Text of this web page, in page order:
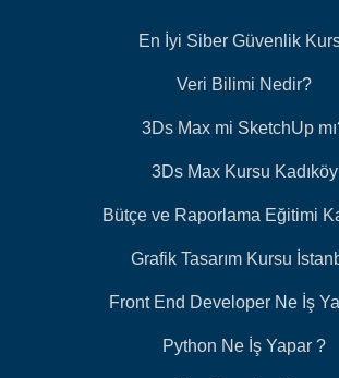
En İyi Siber Güvenlik
Veri Bilimi Nedir?
3Ds Max mi SketchUp
3Ds Max Kursu Kadıköy
Bütçe ve Raporlama Eğitimi
Grafik Tasarım Kursu
Front End Developer Ne İş
Python Ne İş Yapar ?